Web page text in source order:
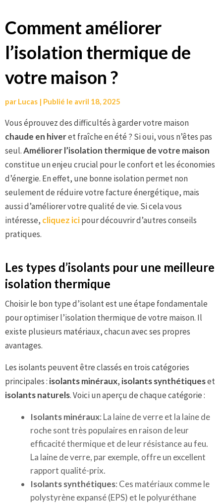
Aller
au
contenu
Comment améliorer
l’isolation thermique de
votre maison ?
par Lucas | Publié le avril 18, 2025
Vous éprouvez des difficultés à garder votre maison
chaude en hiveret fraîche en été ? Si oui, vous n’êtes pas
seul.Améliorer l’isolation thermique de votre maison
constitue un enjeu crucial pour le confort et les économies
d’énergie. En effet, une bonne isolation permet non
seulement de réduire votre facture énergétique, mais
aussi d’améliorer votre qualité de vie. Si cela vous
intéresse, cliquez icipour découvrir d’autres conseils
pratiques.
Les types d’isolants pour une meilleure
isolation thermique
Choisir le bon type d’isolant est une étape fondamentale
pour optimiser l’isolation thermique de votre maison. Il
existe plusieurs matériaux, chacun avec ses propres
avantages.
Les isolants peuvent être classés en trois catégories
principales : isolants minéraux, isolants synthétiqueset
isolants naturels. Voici un aperçu de chaque catégorie :
Isolants minéraux: La laine de verre et la laine de
roche sont très populaires en raison de leur
efficacité thermique et de leur résistance au feu.
La laine de verre, par exemple, offre un excellent
rapport qualité-prix.
Isolants synthétiques: Ces matériaux comme le
polystyrène expansé (EPS) et le polyuréthane